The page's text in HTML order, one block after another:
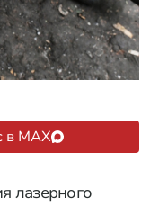
в MAX
лазерного